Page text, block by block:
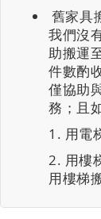
舊家具
我們沒
助搬運
件數酌
僅協助
務；且
用電
用樓
用樓梯